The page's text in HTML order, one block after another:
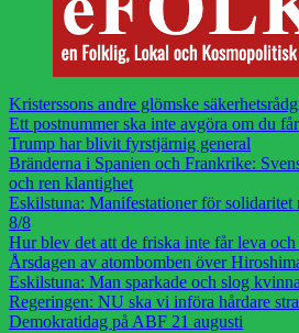
Kristerssons andre glömske
Ett postnummer ska inte avgöra om du
Trump har blivit fyrstjärnig general
Bränderna i Spanien och Frankrike:
och ren klantighet
Eskilstuna: Manifestationer för solidaritet
8/8
Hur blev det att de friska inte får leva
Årsdagen av atombomben över
Eskilstuna: Man sparkade och slog
Regeringen: NU ska vi införa hårdare
Demokratidag på ABF 21 augusti